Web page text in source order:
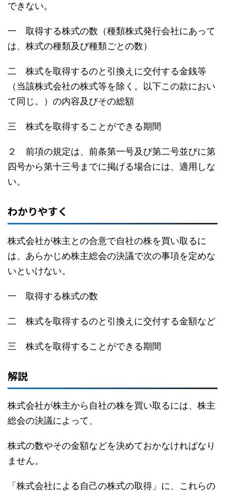
できない。
一 取得する株式の数（種類株式発行会社にあって
は、株式の種類及び種類ごとの数）
二 株式を取得するのと引換えに交付する金銭等
（当該株式会社の株式等を除く。以下この款におい
て同じ。）の内容及びその総額
三 株式を取得することができる期間
２ 前項の規定は、前条第一号及び第二号並びに第
四号から第十三号までに掲げる場合には、適用しな
い。
わかりやすく
株式会社が株主との合意で自社の株を買い取るに
は、あらかじめ株主総会の決議で次の事項を定めな
いといけない。
一 取得する株式の数
二 株式を取得するのと引換えに交付する金額など
三 株式を取得することができる期間
解説
株式会社が株主から自社の株を買い取るには、株主
総会の決議によって、
株式の数やその金額などを決めておかなければなり
ません。
「株式会社による自己の株式の取得」に、これらの